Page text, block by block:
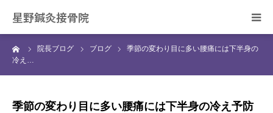
星野鍼灸接骨院
院長ブログ ブログ
季節の変わり目に多い腰痛には下半身の
冷え…
季節の変わり目に多い腰痛には下半身の冷え予防
ホーム